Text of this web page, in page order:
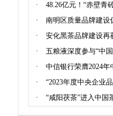
·
48.26亿元！“赤壁青
·
南明区质量品牌建设
·
安化黑茶品牌建设再
·
五粮液深度参与“中
·
中信银行荣膺2024年
·
“2023年度中央企业
·
“咸阳茯茶”进入中国